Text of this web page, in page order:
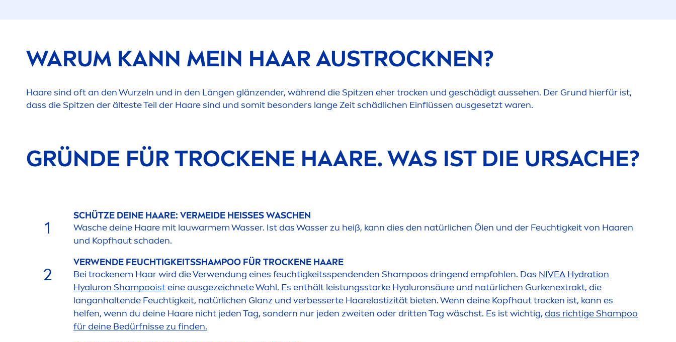
WARUM KANN MEIN HAAR AUSTROCKNEN?
Haare sind oft an den Wurzeln und in den Längen glänzender, während die Spitzen eher trocken und geschädigt aussehen. Der Grund hierfür ist,
dass die Spitzen der älteste Teil der Haare sind und somit besonders lange Zeit schädlichen Einflüssen ausgesetzt waren.
GRÜNDE FÜR TROCKENE HAARE. WAS IST DIE URSACHE?
1
SCHÜTZE DEINE HAARE: VERMEIDE HEISSES WASCHEN
Wasche deine Haare mit lauwarmem Wasser. Ist das Wasser zu heiß, kann dies den natürlichen Ölen und der Feuchtigkeit von Haaren
und Kopfhaut schaden.
2
VERWENDE FEUCHTIGKEITSSHAMPOO FÜR TROCKENE HAARE
Bei trockenem Haar wird die Verwendung eines feuchtigkeitsspendenden Shampoos dringend empfohlen. Das NIVEA Hydration
Hyaluron Shampooisteine ausgezeichnete Wahl. Es enthält leistungsstarke Hyaluronsäure und natürlichen Gurkenextrakt, die
langanhaltende Feuchtigkeit, natürlichen Glanz und verbesserte Haarelastizität bieten. Wenn deine Kopfhaut trocken ist, kann es
helfen, wenn du deine Haare nicht jeden Tag, sondern nur jeden zweiten oder dritten Tag wäschst. Es ist wichtig, das richtige Shampoo
für deine Bedürfnisse zu finden.